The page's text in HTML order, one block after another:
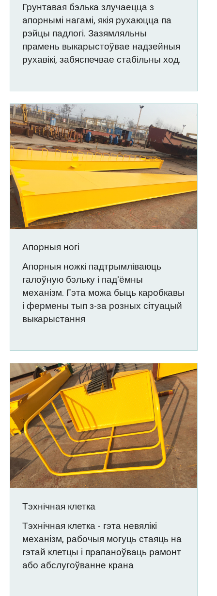
Грунтавая бэлька злучаецца з
апорнымі нагамі, якія рухаюцца па
рэйцы падлогі. Зазямляльны
прамень выкарыстоўвае надзейныя
рухавікі, забяспечвае стабільны ход.
Апорныя ногі
Апорныя ножкі падтрымліваюць
галоўную бэльку і пад'ёмны
механізм. Гэта можа быць каробкавы
і фермены тып з-за розных сітуацый
выкарыстання
Тэхнічная клетка
Тэхнічная клетка - гэта невялікі
механізм, рабочыя могуць стаяць на
гэтай клетцы і прапаноўваць рамонт
або абслугоўванне крана